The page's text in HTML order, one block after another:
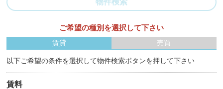
物件検索
ご希望の種別を選択して下さい
賃貸 売買
以下ご希望の条件を選択して物件検索ボタンを押して下さい
賃料